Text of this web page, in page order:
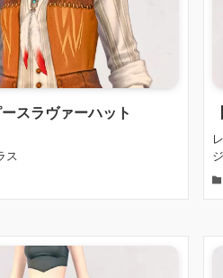
ースラヴァーハット
ス